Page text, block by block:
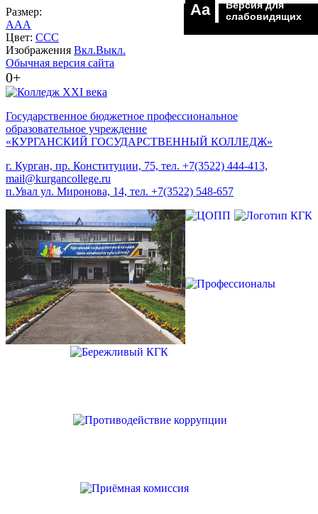
Размер:
AAA
Цвет: CCC
Изображения Вкл.Выкл.
Обычная версия сайта
0+
Aa
Версия для
слабовидящих
Государственное бюджетное профессиональное
образовательное учреждение
«КУРГАНСКИЙ ГОСУДАРСТВЕННЫЙ КОЛЛЕДЖ»
г. Курган, пр. Конституции, 75, тел. +7(3522) 444-413,
mail@kurgancollege.ru
п.Увал ул. Миронова, 14, тел. +7(3522) 548-657